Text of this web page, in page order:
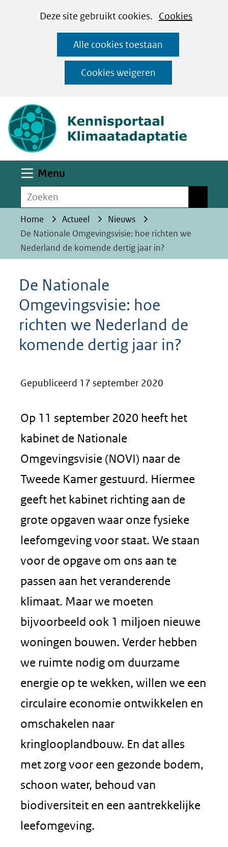
CookiesDeze site gebruikt cookies. Cookies
op
deze
website
worden
toegestaan
geweigerd.
Alle cookies toestaan
Cookies weigeren
Ga
naar
de
inhoud
Menu
Zoeken
Home Actueel
Nieuws
De Nationale Omgevingsvisie: hoe richten we
Nederland de komende dertig jaar in?
De Nationale
Omgevingsvisie: hoe
richten we Nederland de
komende dertig jaar in?
Gepubliceerd 17 september 2020
Op 11 september 2020 heeft het
kabinet de Nationale
Omgevingsvisie (NOVI) naar de
Tweede Kamer gestuurd. Hiermee
geeft het kabinet richting aan de
grote opgaven waar onze fysieke
leefomgeving voor staat. We staan
voor de opgave om ons aan te
passen aan het veranderende
klimaat. Maar we moeten
bijvoorbeeld ook 1 miljoen nieuwe
woningen bouwen. Verder hebben
we ruimte nodig om duurzame
energie op te wekken, willen we een
circulaire economie ontwikkelen en
omschakelen naar
kringlooplandbouw. En dat alles
met zorg voor een gezonde bodem,
schoon water, behoud van
biodiversiteit en een aantrekkelijke
leefomgeving.